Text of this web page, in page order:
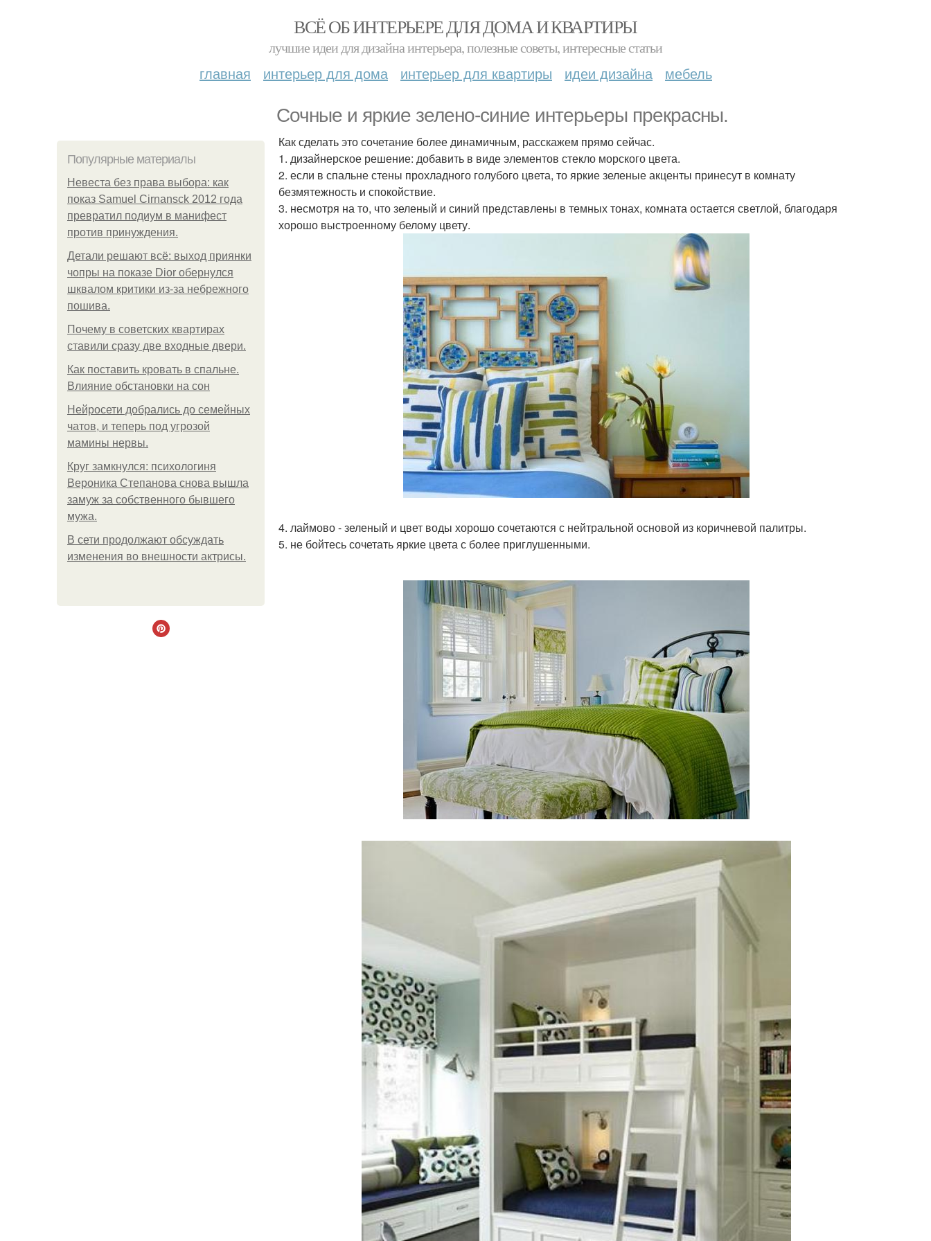
ВСЁ ОБ ИНТЕРЬЕРЕ ДЛЯ ДОМА И КВАРТИРЫ
лучшие идеи для дизайна интерьера, полезные советы, интересные статьи
главная интерьер для дома интерьер для квартиры идеи дизайна мебель
Сочные и яркие зелено-синие интерьеры прекрасны.
Популярные материалы
Невеста без права выбора: как
показ Samuel Cirnansck 2012 года
превратил подиум в манифест
против принуждения.
Детали решают всё: выход приянки
чопры на показе Dior обернулся
шквалом критики из-за небрежного
пошива.
Почему в советских квартирах
ставили сразу две входные двери.
Как поставить кровать в спальне.
Влияние обстановки на сон
Нейросети добрались до семейных
чатов, и теперь под угрозой
мамины нервы.
Круг замкнулся: психологиня
Вероника Степанова снова вышла
замуж за собственного бывшего
мужа.
В сети продолжают обсуждать
изменения во внешности актрисы.
Как сделать это сочетание более динамичным, расскажем прямо сейчас.
1. дизайнерское решение: добавить в виде элементов стекло морского цвета.
2. если в спальне стены прохладного голубого цвета, то яркие зеленые акценты принесут в комнату
безмятежность и спокойствие.
3. несмотря на то, что зеленый и синий представлены в темных тонах, комната остается светлой, благодаря
хорошо выстроенному белому цвету.
4. лаймово - зеленый и цвет воды хорошо сочетаются с нейтральной основой из коричневой палитры.
5. не бойтесь сочетать яркие цвета с более приглушенными.